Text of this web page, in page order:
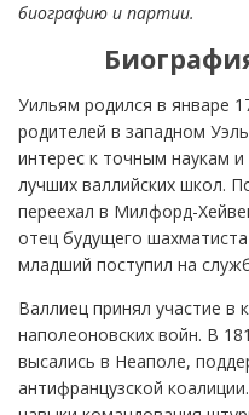
биографию и партии.
Уильям родился в январе
родителей в западном
интерес к точным наукам
лучших валлийских школ.
переехал в Милфорд-
отец будущего
младший поступил на
Валлиец принял участие в
наполеоновских войн. В
высались в Неаполе,
антифранцузской